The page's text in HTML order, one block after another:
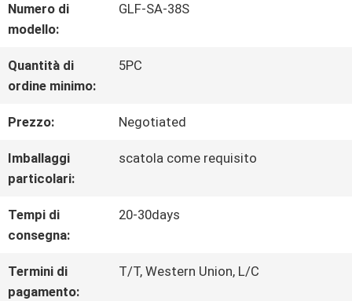
GIRO
DELLA
FABBRICA
CONTROLLO
DI
QUALITÀ
CONTATTICI
Numero di
modello:
GLF-SA-38S
Quantità di
ordine minimo:
5PC
Prezzo: Negotiated
Imballaggi
particolari:
scatola come requisito
Tempi di
consegna:
20-30days
Termini di
pagamento:
T/T, Western Union, L/C